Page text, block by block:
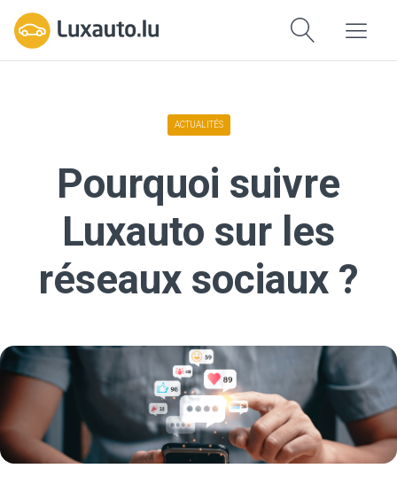
ACTUALITÉS
Pourquoi suivre
Luxauto sur les
réseaux sociaux ?